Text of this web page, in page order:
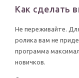
Как сделать
Не переживайте.
ролика вам не
программа
новичков.